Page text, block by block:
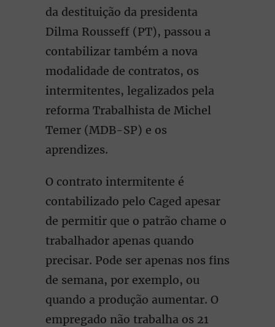
da destituição da presidenta
Dilma Rousseff (PT), passou a
contabilizar também a nova
modalidade de contratos, os
intermitentes, legalizados pela
reforma Trabalhista de Michel
Temer (MDB-SP) e os
aprendizes.
O contrato intermitente é
contabilizado pelo Caged apesar
de permitir que o patrão chame o
trabalhador apenas quando
precisar. Pode ser apenas nos fins
de semana, por exemplo, ou
quando a produção aumentar. O
empregado não trabalha os 21